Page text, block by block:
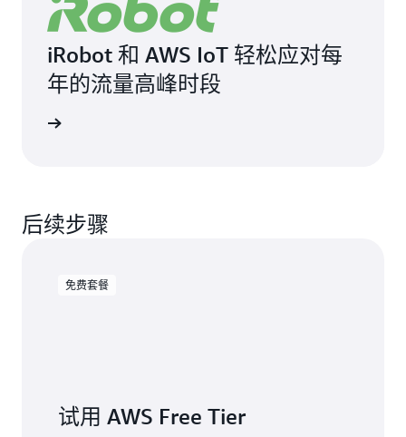
iRobot 和 AWS IoT 轻松应对每
年的流量高峰时段
后续步骤
免费套餐
试用 AWS Free Tier